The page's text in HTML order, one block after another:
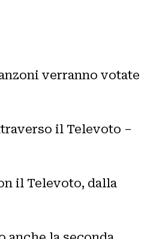
verranno votate
il Televoto –
il Televoto, dalla